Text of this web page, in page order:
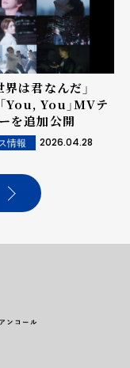
界は君なんだ」
You, You」MVテ
を追加公開
情報 2026.04.28